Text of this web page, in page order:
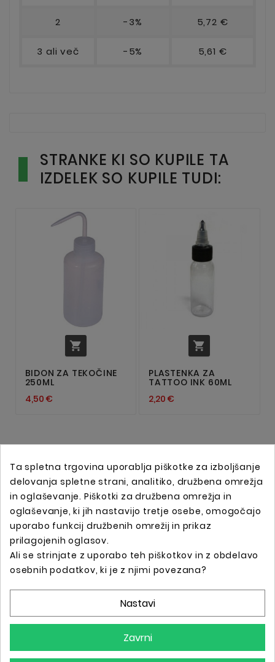
2 -3% 5,72 €
3 ali več -5% 5,61 €
STRANKE KI SO KUPILE TA
IZDELEK SO KUPILE TUDI:

BIDON ZA TEKOČINE
250ML
4,50 €

PLASTENKA ZA
TATTOO INK 60ML
2,20 €
Spletna trgovina s profesionalno tattoo opremo !
Ta spletna trgovina uporablja piškotke za izboljšanje
delovanja spletne strani, analitiko, družbena omrežja
in oglaševanje. Piškotki za družbena omrežja in
oglaševanje, ki jih nastavijo tretje osebe, omogočajo
uporabo funkcij družbenih omrežij in prikaz
prilagojenih oglasov.
Ali se strinjate z uporabo teh piškotkov in z obdelavo
osebnih podatkov, ki je z njimi povezana?
Nastavi
Zavrni